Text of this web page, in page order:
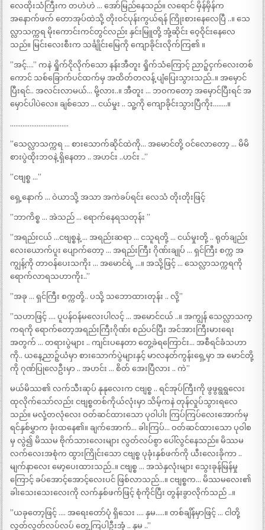
လေထိုးသံကြီးက တဟဲဟဲ … အော်မြည်နေသည်။ လရောင် မှိန်မှိန်က
အနောက်ဖက် တောအုပ်ထဲသို့ တိုးဝင်ပုန်းကွယ်ရန် ကြိုးစားနေလေပြီ ..။ သေ
လ္လာသက္ကရ မိုးကောင်းကင်တွင်လည်း နှင်းမြူတို့ အုံ့ဆိုင်း ဝေ့ဝိုင်းနေလေ
သည်။ မြင်းလေးစီးက သင်္ချိုင်းမြေကို ကျောခိုင်းလိုက်ကြ၏ ။
”အင့်….” ကနဲ ရှိုက်ငိုလိုက်သော နန်းအီတူး ရှိုက်သံကြောင့် ညာဉ့်ငှက်လေးတစ်
ကောင် သစ်ခြောက်ပင်ထက်မှ အထိတ်တလန့် ပျံပြေးသွားသည်..။ အမှောင်
ပြီးရင်.. အလင်းလာမယ်… မို့လား..။ အီတူး … ဘဝကတော့ အမှောင်ပြီးရင် အ
မှောင်ပါပဲလေ။ ချစ်သော … ငယ်မှုး .. သူ့ကို ကျောခိုင်းသွားပြီကိုး……..။
……………………………
”သေလ္လာသက္ကရ … စားသောက်ဆိုင်ထဲကို… အမောင်တို့ ဝင်လောတော့ … မိမိ
စားပွဲထိုးဘဝနဲ့ ရှိနေတာ .. အဟင်း ..ဟင်း ..”
”ငဗျစ္စ …”
ရှေ့နောက် … ဝဲယာသို့ အသာ အကဲခပ်ရင်း လေသံ တိုးတိုးဖြင့်
”ဘာကိစ္စ … အဲသည် … ရောက်နေရသတုန်း ”
”အရည်းငယ် …ငဗျစ္စနဲ့ … အရည်းဆရာ … ငသူရတို့ … ငယ်မှုးတို့ .. ရုတ်ချည်း
လေးယောက်ပူး ပျောက်တော့ … အရည်းကြီး ဂိုဏ်းချုပ် … ရှင်ကြီး စက္က အ
ကျွန့်ကို တာဝန်ပေးသကိုး … အမောင်ရဲ့ …။ အသို့ဖြင့် … သေလ္လာသက္ကရကို
ရောက်လာရသဟာကိုး..”
”အခု … ရှင်ကြီး စက္ကတို့.. ပသို့ သဘောထားတုန်း .. လို့”
”သဟာဖြင့် …. ပူပန်ဝန်မလေးပါလင့် … အမောင်ငယ် ..။ အကျွန် သေလ္လာသက္
ကရကို ရောက်တော့အရည်းကြီးဂိုဏ်း စည်ပင်ပြီး အင်အားကြီးမားရေး
အတွက် … တရားပွဲများ .. ကျင်းပနေတာ တွေ့ခဲရကြောင်း… အစီရင်ခံသဟာ
ကို.. ယနေ့ညာဉ့်ယံမှာ စားသောက်ပွဲများနှင့် မာလနတ်ကွန်းရှေ့မှာ အ မောင်တို့
ကို ဂုဏ်ပြုလေဦးမှာ .. အဟင်း … စိတ် အေးပြီလား .. ကဲ”
မယ်မိဿ၏ လက်သီးဆုပ် နုနုလေးက ငဗျစ္စ .. ရင်အုပ်ကြီးကို ဖွဖွရွရွလေး
ထုလိုက်သော်လည်း ငဗျစ္စတစ်ကိုယ်လုံးမှာ သိမ့်ကနဲ တုန်လှုပ်သွားရလေ
သည်။ မလုံ့တလုံလေး ဝတ်ဆင်ထားသော ပုဝါပါး ကြပ်ကြပ်လေးအောက်မှ
ရင်နှစ်မွှာက ခုံးထနေ၏။ ချက်အောက်… ခါးကြပ်… ဝတ်ဆင်ထားသော ပုဝါစ
မှ လွဲ၍ မိဿမ ဗိုက်သားလေးများ လွတ်လပ်စွာ ပေါ်လွင်နေသည်။ မိဿမ
လက်လေးအစုံက ထွားကြိုင်းသော ငဗျစ္စ ပုခုံးနှစ်ဖက်ကို ယီးလေးခိုကာ ..
မျက်နာလေး မော့ပေးထားသည်..။ ငဗျစ္စ … အသဲနှလုံးများ သွေးခုန်မြန်မှု
ကြောင့် ခပ်အောင့်အောင့်လေးပင် ဖြစ်လာသည်…။ ငဗျစ္စက… မိဿမလေး၏
ခါးသေးသေးလေးကို လက်နှစ်ဖက်ဖြင့် စုံကိုင်ပြီး တွန်းခွာလိုက်သည် ..။
”ယခုတော့ဖြင့် …. အရေးတော်ပုံ ရှိသေး …. နှမ…..။ တစ်ချိန်မှာဖြင့် … ငါတို့
လွတ်လွတ်လပ်လပ် တွေ့ကြပါဦးအံ့ .. နှမ ..”